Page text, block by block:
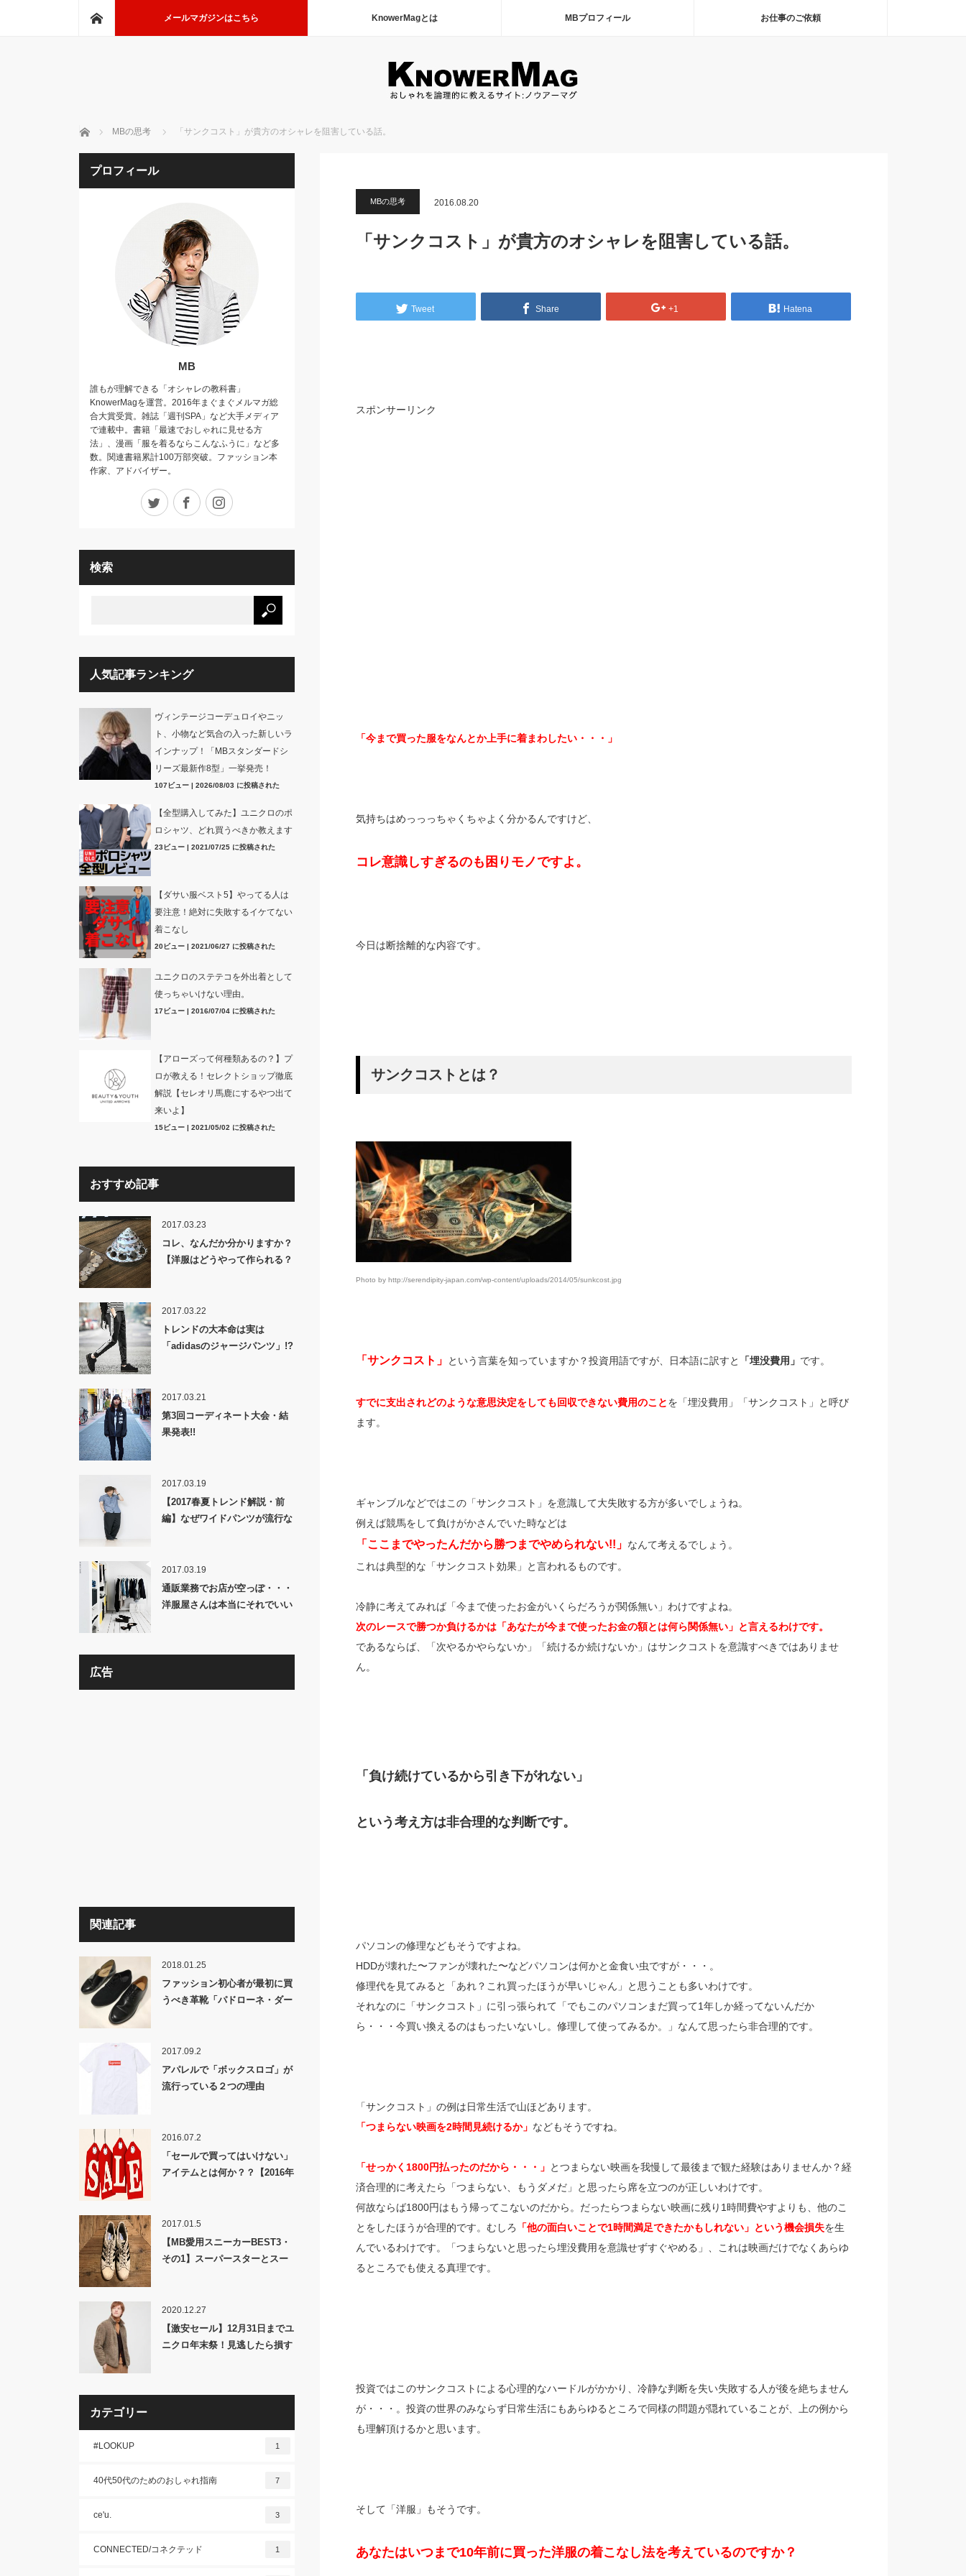
メールマガジンはこちら KnowerMagとは MBプロフィール お仕事のご依頼
ホーム MBの思考 「サンクコスト」が貴方のオシャレを阻害している話。
MBの思考 2016.08.20
「サンクコスト」が貴方のオシャレを阻害している話。
Tweet Share +1 Hatena
スポンサーリンク
「今まで買った服をなんとか上手に着まわしたい・・・」
気持ちはめっっっちゃくちゃよく分かるんですけど、
コレ意識しすぎるのも困りモノですよ。
今日は断捨離的な内容です。
サンクコストとは？
Photo by http://serendipity-japan.com/wp-content/uploads/2014/05/sunkcost.jpg
「サンクコスト」 という言葉を知っていますか？投資用語ですが、日本語に訳すと 「埋没費用」 です。
すでに支出されどのような意思決定をしても回収できない費用のことを「埋没費用」「サンクコスト」と呼び
ます。
ギャンブルなどではこの「サンクコスト」を意識して大失敗する方が多いでしょうね。
例えば競馬をして負けがかさんでいた時などは
「ここまでやったんだから勝つまでやめられない!!」 なんて考えるでしょう。
これは典型的な「サンクコスト効果」と言われるものです。
冷静に考えてみれば「今まで使ったお金がいくらだろうが関係無い」わけですよね。
次のレースで勝つか負けるかは「あなたが今まで使ったお金の額とは何ら関係無い」と言えるわけです。
であるならば、「次やるかやらないか」「続けるか続けないか」はサンクコストを意識すべきではありませ
ん。
「負け続けているから引き下がれない」
という考え方は非合理的な判断です。
パソコンの修理などもそうですよね。
HDDが壊れた〜ファンが壊れた〜などパソコンは何かと金食い虫ですが・・・。
修理代を見てみると「あれ？これ買ったほうが早いじゃん」と思うことも多いわけです。
それなのに「サンクコスト」に引っ張られて「でもこのパソコンまだ買って1年しか経ってないんだか
ら・・・今買い換えるのはもったいないし。修理して使ってみるか。」なんて思ったら非合理的です。
「サンクコスト」の例は日常生活で山ほどあります。
「つまらない映画を2時間見続けるか」 などもそうですね。
「せっかく1800円払ったのだから・・・」 とつまらない映画を我慢して最後まで観た経験はありませんか？経
済合理的に考えたら「つまらない、もうダメだ」と思ったら席を立つのが正しいわけです。
何故ならば1800円はもう帰ってこないのだから。だったらつまらない映画に残り1時間費やすよりも、他のこ
とをしたほうが合理的です。むしろ 「他の面白いことで1時間満足できたかもしれない」という機会損失を生
んでいるわけです。「つまらないと思ったら埋没費用を意識せずすぐやめる」、これは映画だけでなくあらゆ
るところでも使える真理です。
投資ではこのサンクコストによる心理的なハードルがかかり、冷静な判断を失い失敗する人が後を絶ちません
が・・・。投資の世界のみならず日常生活にもあらゆるところで同様の問題が隠れていることが、上の例から
も理解頂けるかと思います。
そして「洋服」もそうです。
あなたはいつまで10年前に買った洋服の着こなし法を考えているのですか？
プロフィール
MB
誰もが理解できる「オシャレの教科書」
KnowerMagを運営。2016年まぐまぐメルマガ総
合大賞受賞。雑誌「週刊SPA」など大手メディア
で連載中。書籍「最速でおしゃれに見せる方
法」、漫画「服を着るならこんなふうに」など多
数。関連書籍累計100万部突破。ファッション本
作家、アドバイザー。
Twitter Facebook
検索
人気記事ランキング
ヴィンテージコーデュロイやニッ
ト、小物など気合の入った新しいラ
インナップ！「MBスタンダードシ
リーズ最新作8型」一挙発売！
107ビュー| 2026/08/03 に投稿された
【全型購入してみた】ユニクロのポ
ロシャツ、どれ買うべきか教えます
23ビュー| 2021/07/25 に投稿された
【ダサい服ベスト5】やってる人は
要注意！絶対に失敗するイケてない
着こなし
20ビュー| 2021/06/27 に投稿された
ユニクロのステテコを外出着として
使っちゃいけない理由。
17ビュー| 2016/07/04 に投稿された
【アローズって何種類あるの？】プ
ロが教える！セレクトショップ徹底
解説【セレオリ馬鹿にするやつ出て
来いよ】
15ビュー| 2021/05/02 に投稿された
おすすめ記事
2017.03.23
コレ、なんだか分かりますか？
【洋服はどうやって作られる？
2017.03.22
トレンドの大本命は実は
「adidasのジャージパンツ」!?
2017.03.21
第3回コーディネート大会・結
果発表!!
2017.03.19
【2017春夏トレンド解説・前
編】なぜワイドパンツが流行な
2017.03.19
通販業務でお店が空っぽ・・・
洋服屋さんは本当にそれでいい
広告
関連記事
2018.01.25
ファッション初心者が最初に買
うべき革靴「パドローネ・ダー
ズ」
2017.09.2
アパレルで「ボックスロゴ」が
流行っている２つの理由
2016.07.2
「セールで買ってはいけない」
アイテムとは何か？？【2016年
2017.01.5
【MB愛用スニーカーBEST3・
その1】スーパースターとスー
2020.12.27
【激安セール】12月31日までユ
ニクロ年末祭！見逃したら損す
カテゴリー
#LOOKUP 1
40代50代のためのおしゃれ指南 7
ce'u. 3
CONNECTED/コネクテッド 1